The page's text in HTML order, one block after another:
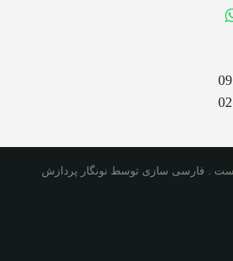
. فارسی سازی توسط نونگار پردازش